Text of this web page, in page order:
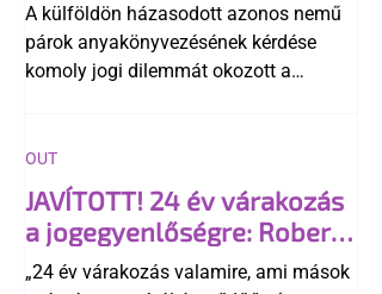
A külföldön házasodott azonos nemű
párok anyakönyvezésének kérdése
komoly jogi dilemmát okozott a
egyértelműen tiltja a házasságuk
elismerését. Közben az ellenzéken belül
is vita robbant ki arról, hogy vissza
kellene-e vonni a kormány konzervatív
alkotmánymódosítását
JAVÍTOTT! 24 év várakozás
a jogegyenlőségre: Robert
Biedroń megindító üzenete
„24 év várakozás valamire, ami mások
OUT